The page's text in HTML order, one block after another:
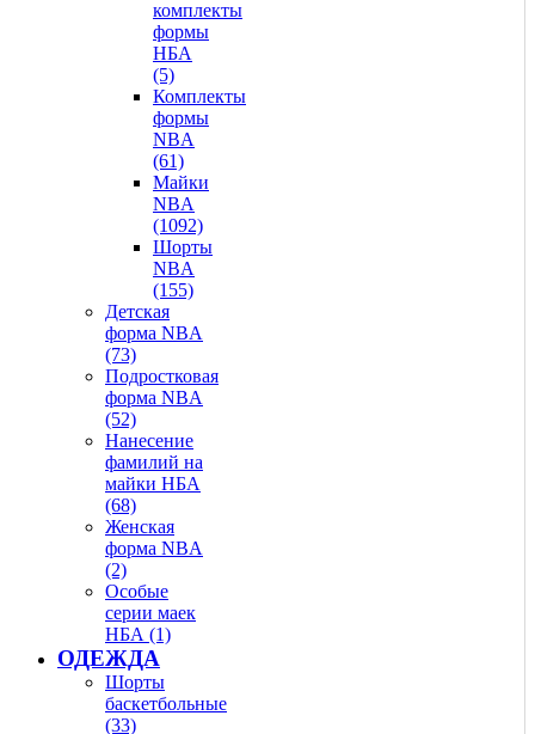
комплекты
формы
НБА
(5)
Комплекты
формы
NBA
(61)
Майки
NBA
(1092)
Шорты
NBA
(155)
Детская
форма NBA
(73)
Подростковая
форма NBA
(52)
Нанесение
фамилий на
майки НБА
(68)
Женская
форма NBA
(2)
Особые
серии маек
НБА (1)
ОДЕЖДА
Шорты
баскетбольные
(33)